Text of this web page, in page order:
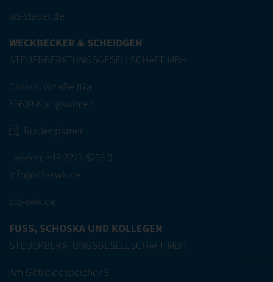
ws-steuer.de
WECKBECKER & SCHEIDGEN
STEUERBERATUNGSGESELLSCHAFT MBH
Cäsariusstraße 87a
53639 Königswinter
Routenplaner
Telefon: +49 2223 9203 0
info@stb-swk.de
stb-swk.de
FUSS, SCHOSKA UND KOLLEGEN
STEUERBERATUNGSGESELLSCHAFT MBH
Am Getreidespeicher 9